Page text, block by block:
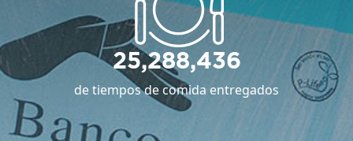
25,288,436
de tiempos de comida entregados